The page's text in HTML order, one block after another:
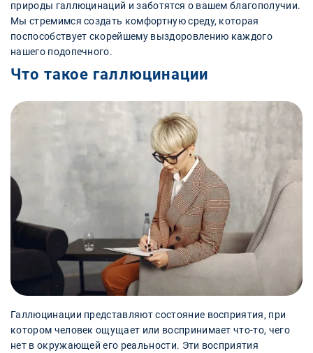
природы галлюцинаций и заботятся о вашем благополучии.
Мы стремимся создать комфортную среду, которая
поспособствует скорейшему выздоровлению каждого
нашего подопечного.
Что такое галлюцинации
Галлюцинации представляют состояние восприятия, при
котором человек ощущает или воспринимает что-то, чего
нет в окружающей его реальности. Эти восприятия